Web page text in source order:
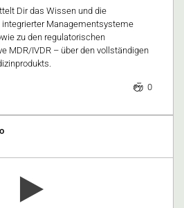
Dir das Wissen und die
integrierter Managementsysteme
zu den regulatorischen
MDR/IVDR – über den vollständigen
0